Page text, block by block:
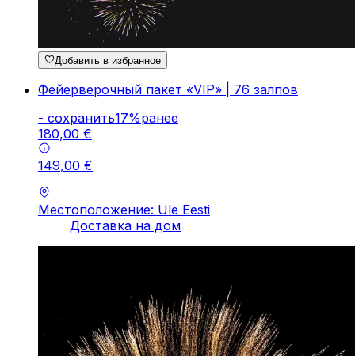
Добавить в избранное
Фейерверочный пакет «VIP» | 76 залпов
- cохранить17%ранее
180,00 €
149,00 €
Местоположение: Üle Eesti
Доставка на дом